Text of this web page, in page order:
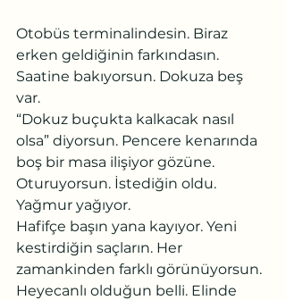
Otobüs terminalindesin. Biraz
erken geldiğinin farkındasın.
Saatine bakıyorsun. Dokuza beş
var.
“Dokuz buçukta kalkacak nasıl
olsa” diyorsun. Pencere kenarında
boş bir masa ilişiyor gözüne.
Oturuyorsun. İstediğin oldu.
Yağmur yağıyor.
Hafifçe başın yana kayıyor. Yeni
kestirdiğin saçların. Her
zamankinden farklı görünüyorsun.
Heyecanlı olduğun belli. Elinde